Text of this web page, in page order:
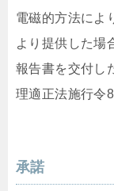
電磁的方法によ
より提供した場
報告書を交付し
理適正法施行令
承諾